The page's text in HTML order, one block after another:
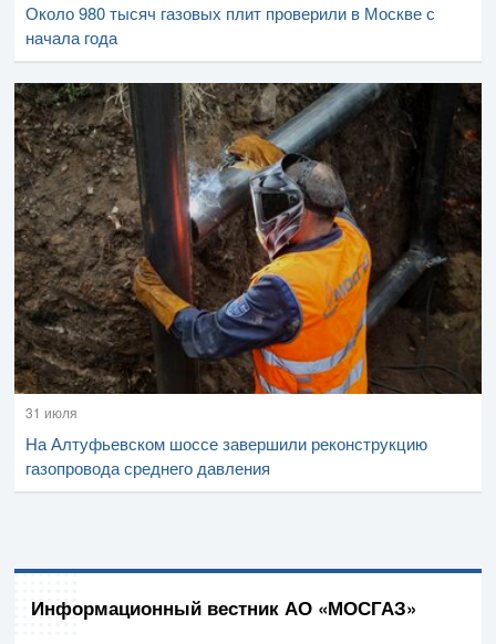
Около 980 тысяч газовых плит проверили в Москве с
начала года
31 июля
На Алтуфьевском шоссе завершили реконструкцию
газопровода среднего давления
Информационный вестник АО «МОСГАЗ»